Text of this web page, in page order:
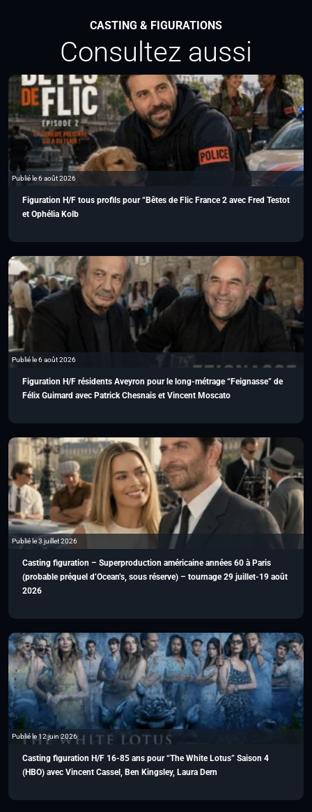
CASTING & FIGURATIONS
Consultez aussi
Publié le 6 août 2026
Figuration H/F tous profils pour “Bêtes de Flic France 2 avec Fred Testot
et Ophélia Kolb
Publié le 6 août 2026
Figuration H/F résidents Aveyron pour le long-métrage “Feignasse” de
Félix Guimard avec Patrick Chesnais et Vincent Moscato
Publié le 3 juillet 2026
Casting figuration – Superproduction américaine années 60 à Paris
(probable préquel d’Ocean’s, sous réserve) – tournage 29 juillet-19 août
2026
Publié le 12 juin 2026
Casting figuration H/F 16-85 ans pour “The White Lotus” Saison 4
(HBO) avec Vincent Cassel, Ben Kingsley, Laura Dern